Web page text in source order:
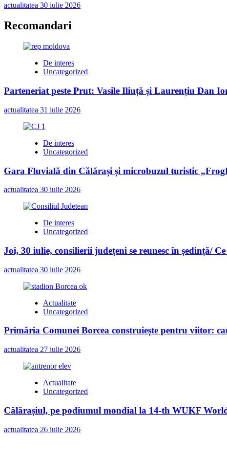
actualitatea 30 iulie 2026
Recomandari
De interes
Uncategorized
Parteneriat peste Prut: Vasile Iliuță și Laurențiu Dan
actualitatea 31 iulie 2026
De interes
Uncategorized
Gara Fluvială din Călărași și microbuzul turistic
actualitatea 30 iulie 2026
De interes
Uncategorized
Joi, 30 iulie, consilierii județeni se reunesc în ședință/
actualitatea 30 iulie 2026
Actualitate
Uncategorized
Primăria Comunei Borcea construiește pentru viitor:
actualitatea 27 iulie 2026
Actualitate
Uncategorized
Călărașiul, pe podiumul mondial la 14-th WUKF
actualitatea 26 iulie 2026